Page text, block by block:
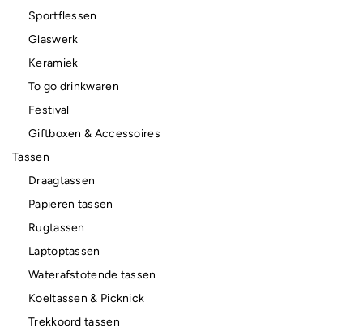
Sportflessen
Glaswerk
Keramiek
To go drinkwaren
Festival
Giftboxen & Accessoires
Tassen
Draagtassen
Papieren tassen
Rugtassen
Laptoptassen
Waterafstotende tassen
Koeltassen & Picknick
Trekkoord tassen